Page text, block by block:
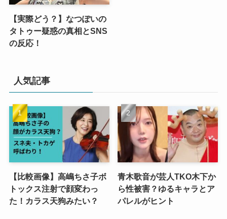
【実際どう？】なつぽいの
タトゥー疑惑の真相とSNS
の反応！
人気記事
【比較画像】高嶋ちさ子ボ
トックス注射で顔変わっ
た！カラス天狗みたい？
青木歌音が芸人TKO木下か
ら性被害？ゆるキャラとア
パレルがヒント